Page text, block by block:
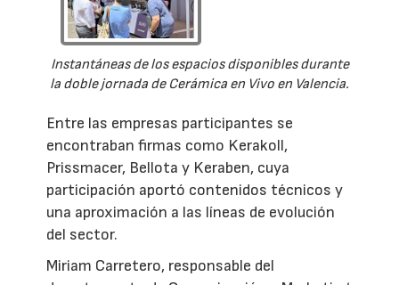
Instantáneas de los espacios disponibles durante
la doble jornada de Cerámica en Vivo en Valencia.
Entre las empresas participantes se
encontraban firmas como Kerakoll,
Prissmacer, Bellota y Keraben, cuya
participación aportó contenidos técnicos y
una aproximación a las líneas de evolución
del sector.
Miriam Carretero, responsable del